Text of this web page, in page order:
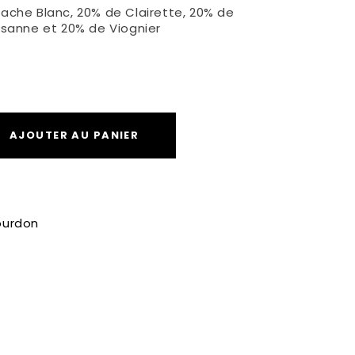
Blanc, 20% de Clairette, 20% de
et 20% de Viognier
AJOUTER AU PANIER